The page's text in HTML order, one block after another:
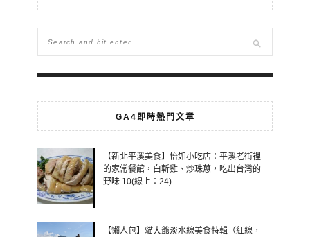
GA4即時熱門文章
【新北平溪美食】怡如小吃店：平溪老街裡
的家常餐館，白斬雞、炒珠蔥，吃出台灣的
野味 10(線上：24)
【懶人包】貓大爺淡水線美食特輯（紅線，